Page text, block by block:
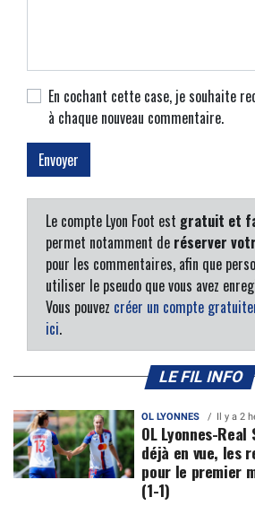
En cochant cette case, je souhaite
à chaque nouveau commentaire.
Le compte Lyon Foot est gratuit et
permet notamment de réserver
pour les commentaires, afin que
utiliser le pseudo que vous avez
Vous pouvez créer un compte
ici.
LE FIL INFO
OL LYONNES Il y a 2
OL Lyonnes-
déjà en vue, les
pour le premier
(1-1)